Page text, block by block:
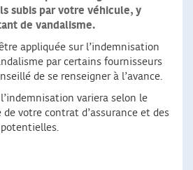
subis par votre véhicule, y
de vandalisme.
appliquée sur l’indemnisation
par certains fournisseurs
de se renseigner à l’avance.
variera selon le
votre contrat d’assurance et des
potentielles.